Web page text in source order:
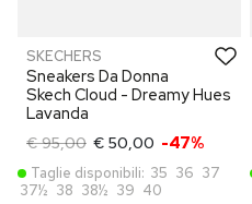
SKECHERS
Sneakers Da Donna
Skech Cloud - Dreamy Hues
Lavanda
€ 95,00 € 50,00 -47%
Taglie disponibili: 35 36 37
37½ 38 38½ 39 40